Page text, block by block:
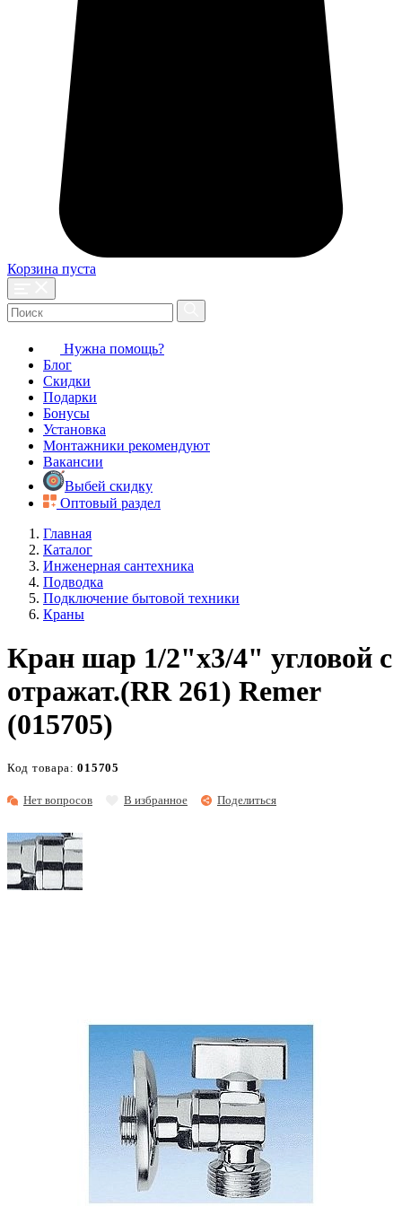
Корзина пуста
Нужна помощь?
Блог
Скидки
Подарки
Бонусы
Установка
Монтажники рекомендуют
Вакансии
Выбей скидку
Оптовый раздел
Главная
Каталог
Инженерная сантехника
Подводка
Подключение бытовой техники
Краны
Кран шар 1/2"х3/4" угловой с
отражат.(RR 261) Remer
(015705)
Нет вопросов В избранное Поделиться
Код товара:015705